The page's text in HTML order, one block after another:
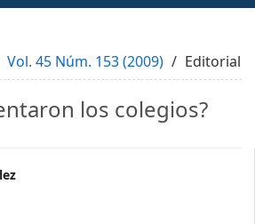
Vol. 45 Núm. 153 (2009) Editorial
los colegios?